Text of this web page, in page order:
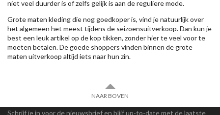
niet veel duurder is of zelfs gelijk is aan de reguliere mode.
Grote maten kleding die nog goedkoper is, vind je natuurlijk over
het algemeen het meest tijdens de seizoensuitverkoop. Dan kun je
best een leuk artikel op de kop tikken, zonder hier te veel voor te
moeten betalen. De goede shoppers vinden binnen de grote
maten uitverkoop altijd iets naar hun zin.
NAAR BOVEN
Schrijf je in voor de nieuwsbrief en blijf up-to-date met de laatste